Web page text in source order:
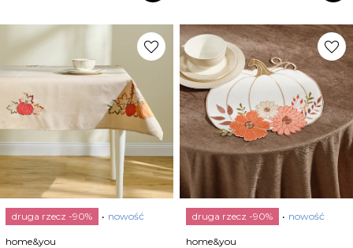
favorite
druga rzecz -90% nowość
home&you
favorite
druga rzecz -90% nowość
home&you